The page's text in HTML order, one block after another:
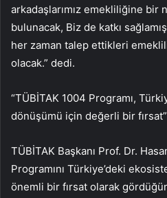
arkadaşlarımız emekliliğine bir
bulunacak, Biz de katkı
her zaman talep ettikleri
olacak.” dedi.
“TÜBİTAK 1004 Programı,
dönüşümü için değerli bir fırsat”
TÜBİTAK Başkanı Prof. Dr.
Programını Türkiye’deki
önemli bir fırsat olarak